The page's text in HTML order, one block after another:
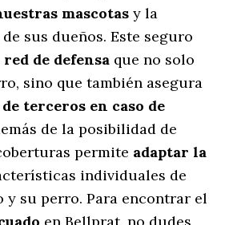
mascotas y la
sus dueños. Este seguro
red de defensa que no solo
sino que también asegura
terceros en caso de
de la posibilidad de
permite adaptar la
individuales de
y su perro. Para encontrar el
en Bellprat, no dudes